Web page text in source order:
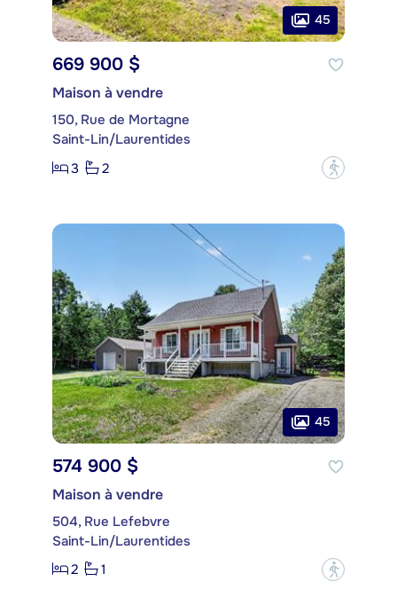
45
669 900 $
Maison à vendre
150, Rue de Mortagne
Saint-Lin/Laurentides
3
2 ?
45
574 900 $
Maison à vendre
504, Rue Lefebvre
Saint-Lin/Laurentides
2
1 ?